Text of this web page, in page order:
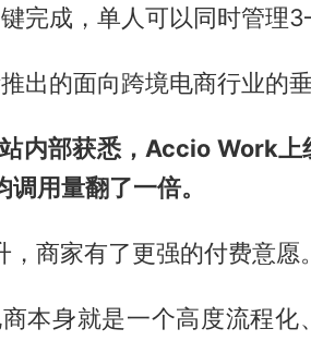
完成，单人可以同时管理
出的面向跨境电商行业的
内部获悉，Accio Work上
用量翻了一倍。
，商家有了更强的付费意愿。
本身就是一个高度流程化